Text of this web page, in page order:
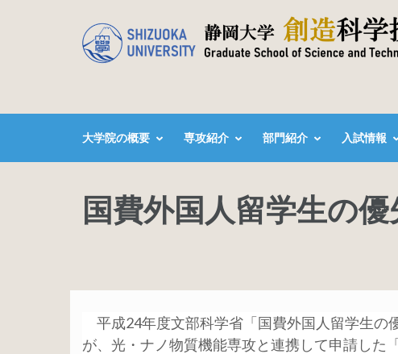
へ
キ
大学院の概要 専攻紹介 部門紹介 入試情報
国費外国人留学生の
平成24年度文部科学省「国費外国人留学生の
が、光・ナノ物質機能専攻と連携して申請した